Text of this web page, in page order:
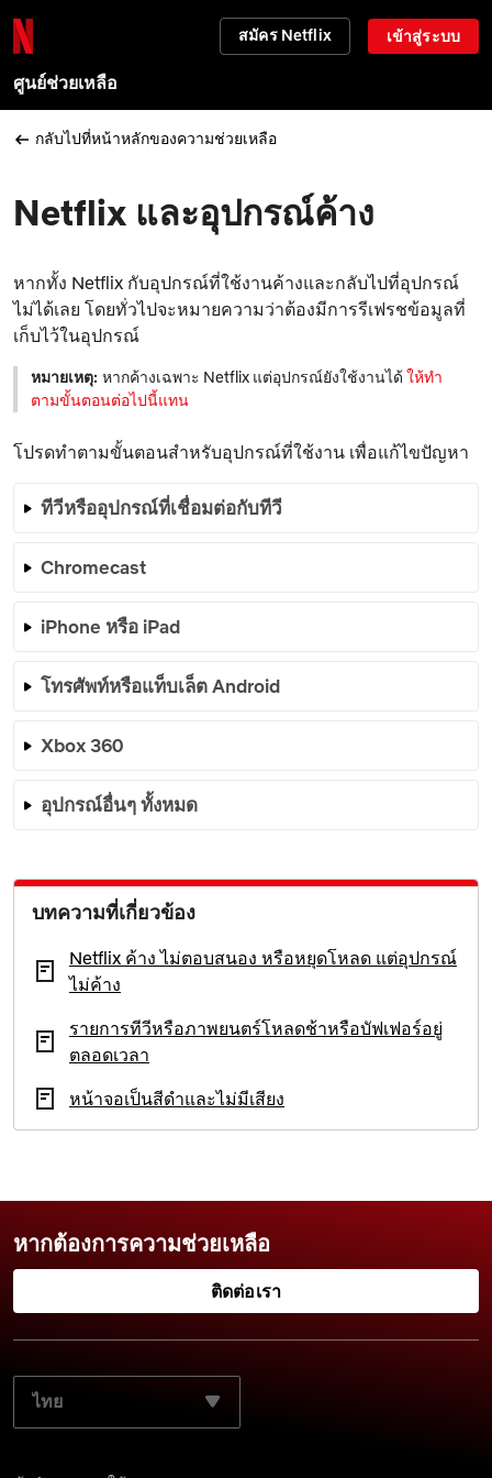
สมัคร Netflix เข้าสู่ระบบ
ศูนย์ช่วยเหลือ
กลับไปที่หน้าหลักของความช่วยเหลือ
Netflix และอุปกรณ์ค้าง
หากทั้ง Netflix กับอุปกรณ์ที่ใช้งานค้างและกลับไปที่อุปกรณ์
ไม่ได้เลย โดยทั่วไปจะหมายความว่าต้องมีการรีเฟรชข้อมูลที่
เก็บไว้ในอุปกรณ์
หมายเหตุ: หากค้างเฉพาะ Netflix แต่อุปกรณ์ยังใช้งานได้ให้ทำ
ตามขั้นตอนต่อไปนี้แทน
โปรดทำตามขั้นตอนสำหรับอุปกรณ์ที่ใช้งาน เพื่อแก้ไขปัญหา
ทีวีหรืออุปกรณ์ที่เชื่อมต่อกับทีวี
Chromecast
iPhone หรือ iPad
โทรศัพท์หรือแท็บเล็ต Android
Xbox 360
อุปกรณ์อื่นๆ ทั้งหมด
บทความที่เกี่ยวข้อง
Netflix ค้าง ไม่ตอบสนอง หรือหยุดโหลด แต่อุปกรณ์
ไม่ค้าง
รายการทีวีหรือภาพยนตร์โหลดช้าหรือบัฟเฟอร์อยู่
ตลอดเวลา
หน้าจอเป็นสีดำและไม่มีเสียง
หากต้องการความช่วยเหลือ
ติดต่อเรา
เลือกภาษาที่ต้องการ: